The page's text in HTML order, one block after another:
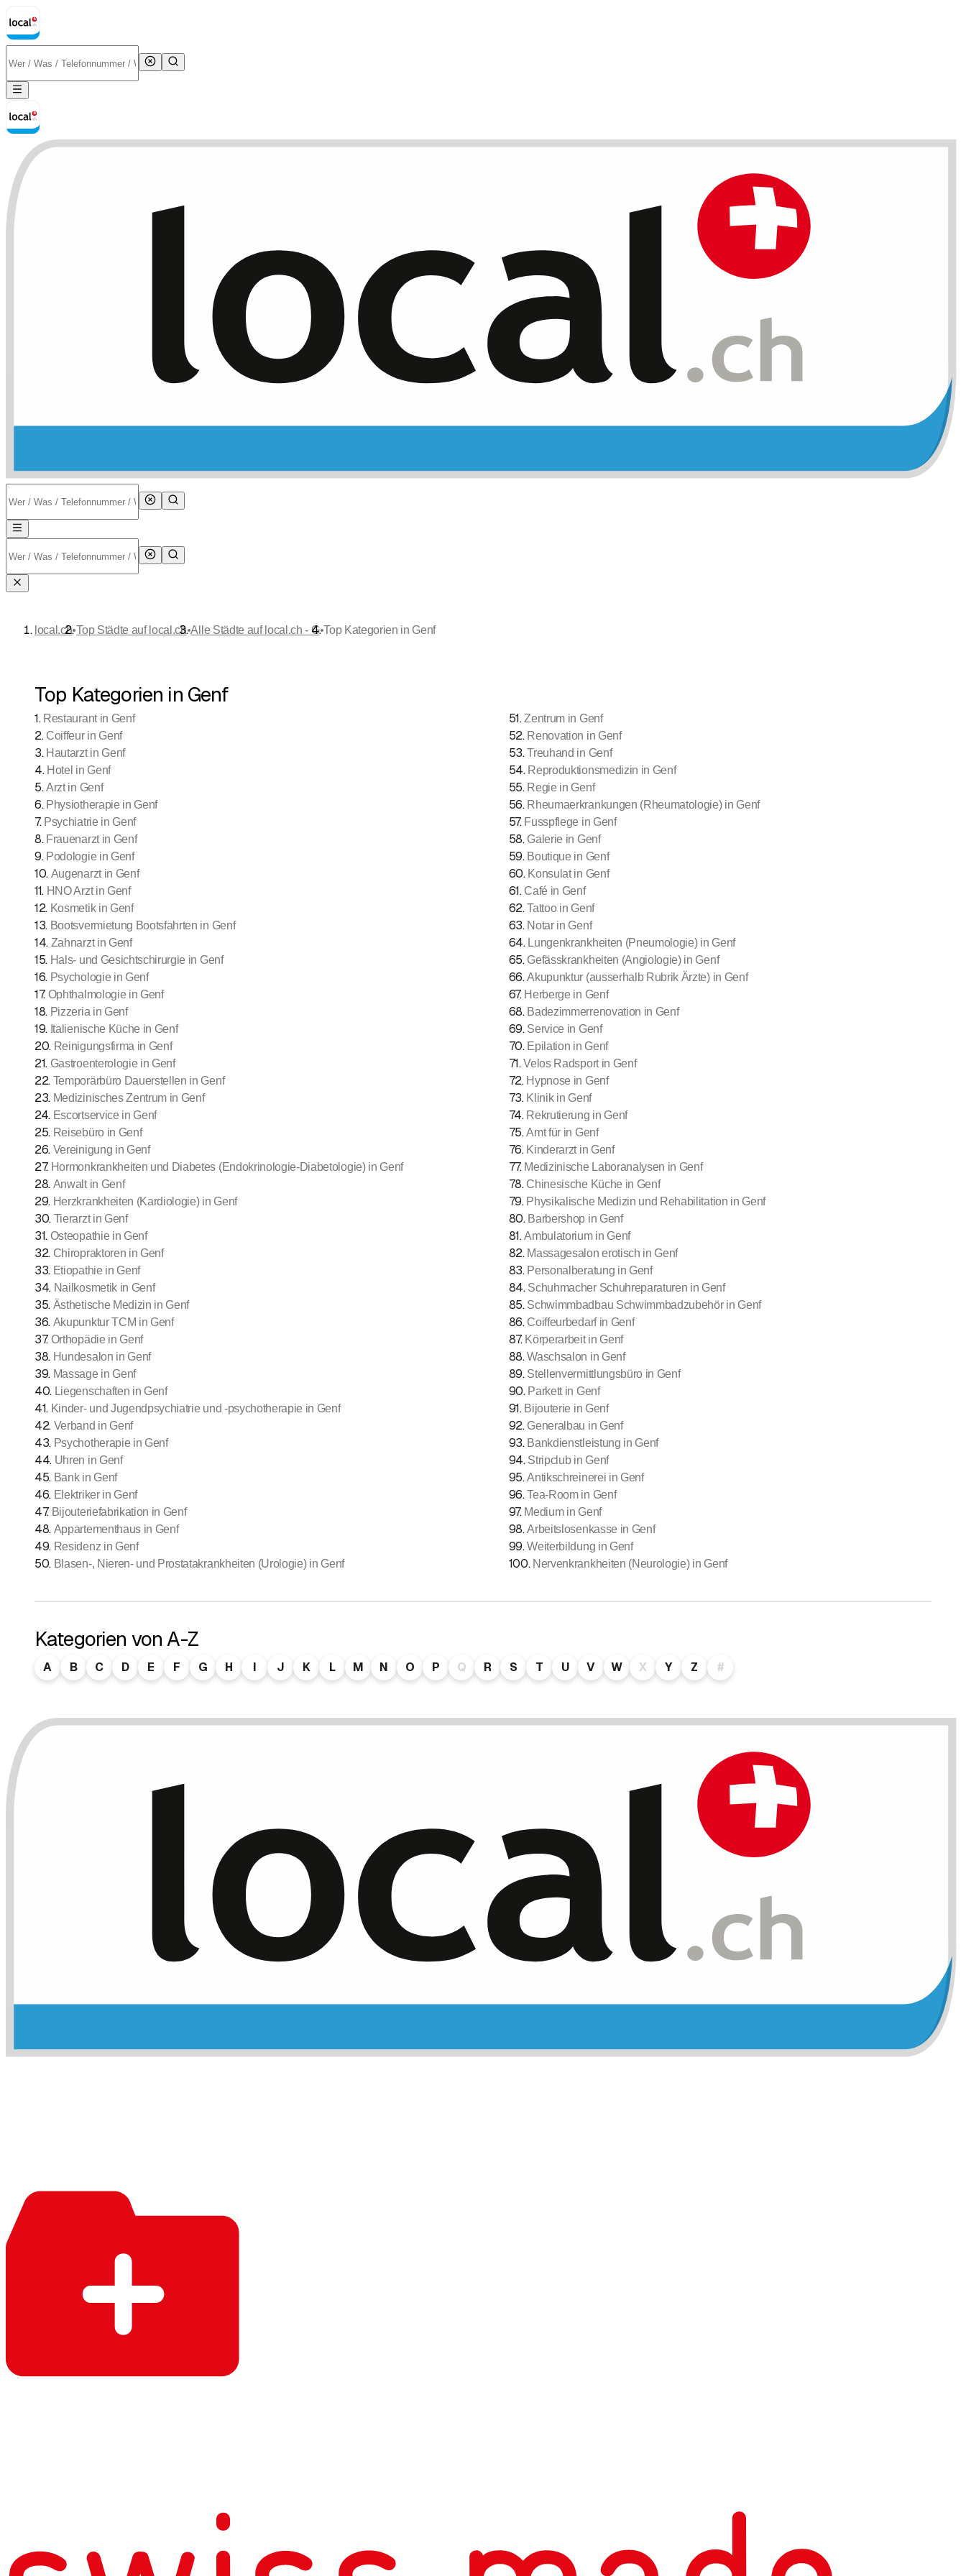
Top Kategorien in Genf
1. Restaurant in Genf
2. Coiffeur in Genf
3. Hautarzt in Genf
4. Hotel in Genf
5.Arzt in Genf
6. Physiotherapie in Genf
7. Psychiatrie in Genf
8. Frauenarzt in Genf
9. Podologie in Genf
10. Augenarzt in Genf
11. HNO Arzt in Genf
12. Kosmetik in Genf
13. Bootsvermietung Bootsfahrten in Genf
14. Zahnarzt in Genf
15. Hals- und Gesichtschirurgie in Genf
16. Psychologie in Genf
17. Ophthalmologie in Genf
18. Pizzeria in Genf
19. Italienische Küche in Genf
20. Reinigungsfirma in Genf
21. Gastroenterologie in Genf
22. Temporärbüro Dauerstellen in Genf
23. Medizinisches Zentrum in Genf
24. Escortservice in Genf
25. Reisebüro in Genf
26. Vereinigung in Genf
27. Hormonkrankheiten und Diabetes (Endokrinologie-Diabetologie) in Genf
28. Anwalt in Genf
29. Herzkrankheiten (Kardiologie) in Genf
30. Tierarzt in Genf
31. Osteopathie in Genf
32. Chiropraktoren in Genf
33. Etiopathie in Genf
34. Nailkosmetik in Genf
35. Ästhetische Medizin in Genf
36. Akupunktur TCM in Genf
37. Orthopädie in Genf
38. Hundesalon in Genf
39. Massage in Genf
40. Liegenschaften in Genf
41. Kinder- und Jugendpsychiatrie und -psychotherapie in Genf
42. Verband in Genf
43. Psychotherapie in Genf
44. Uhren in Genf
45. Bank in Genf
46. Elektriker in Genf
47. Bijouteriefabrikation in Genf
48. Appartementhaus in Genf
49. Residenz in Genf
50. Blasen-, Nieren- und Prostatakrankheiten (Urologie) in Genf
51.Zentrum in Genf
52. Renovation in Genf
53.Treuhand in Genf
54. Reproduktionsmedizin in Genf
55. Regie in Genf
56. Rheumaerkrankungen (Rheumatologie) in Genf
57. Fusspflege in Genf
58. Galerie in Genf
59. Boutique in Genf
60. Konsulat in Genf
61. Café in Genf
62.Tattoo in Genf
63. Notar in Genf
64. Lungenkrankheiten (Pneumologie) in Genf
65. Gefässkrankheiten (Angiologie) in Genf
66.Akupunktur (ausserhalb Rubrik Ärzte) in Genf
67. Herberge in Genf
68. Badezimmerrenovation in Genf
69. Service in Genf
70. Epilation in Genf
71.Velos Radsport in Genf
72. Hypnose in Genf
73. Klinik in Genf
74. Rekrutierung in Genf
75.Amt für in Genf
76. Kinderarzt in Genf
77. Medizinische Laboranalysen in Genf
78. Chinesische Küche in Genf
79. Physikalische Medizin und Rehabilitation in Genf
80. Barbershop in Genf
81.Ambulatorium in Genf
82. Massagesalon erotisch in Genf
83. Personalberatung in Genf
84. Schuhmacher Schuhreparaturen in Genf
85. Schwimmbadbau Schwimmbadzubehör in Genf
86. Coiffeurbedarf in Genf
87. Körperarbeit in Genf
88.Waschsalon in Genf
89. Stellenvermittlungsbüro in Genf
90. Parkett in Genf
91. Bijouterie in Genf
92. Generalbau in Genf
93. Bankdienstleistung in Genf
94. Stripclub in Genf
95.Antikschreinerei in Genf
96.Tea-Room in Genf
97. Medium in Genf
98.Arbeitslosenkasse in Genf
99.Weiterbildung in Genf
100. Nervenkrankheiten (Neurologie) in Genf
Kategorien von A-Z
A B C D E F G H I J K L M N O P Q R S T U V W X Y Z #
local.ch•Top Städte auf local.ch•Alle Städte auf local.ch - G•Top Kategorien in Genf